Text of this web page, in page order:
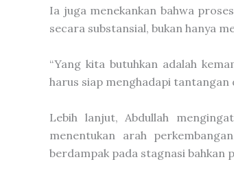
Ia juga menekankan bahwa
secara substansial, bukan hanya
“Yang kita butuhkan adalah
harus siap menghadapi tantangan
Lebih lanjut, Abdullah
menentukan arah
berdampak pada stagnasi bahkan